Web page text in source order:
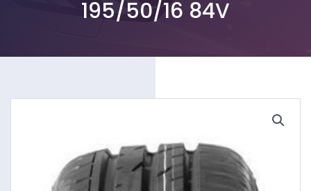
195/50/16 84V